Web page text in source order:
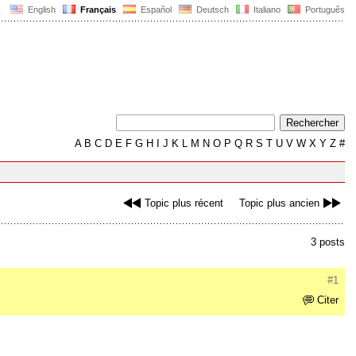
English Français Español Deutsch Italiano Português
AB C D E F G H J K L M N O P Q R S T U V W X Y Z #
Topic plus récent Topic plus ancien
3 posts
#1
Citer